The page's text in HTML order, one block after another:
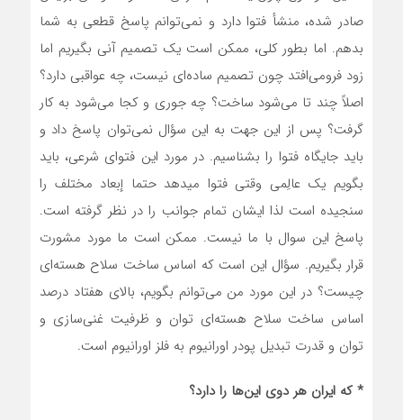
صادر شده، منشأ فتوا دارد و نمی‌توانم پاسخ قطعی به شما
بدهم. اما بطور کلی، ممکن است یک تصمیم آنی بگیریم اما
زود فرومی‌افتد چون تصمیم ساده‌ای نیست، چه عواقبی دارد؟
اصلاً چند تا می‌شود ساخت؟ چه جوری و کجا می‌شود به کار
گرفت؟ پس از این جهت به این سؤال نمی‌توان پاسخ داد و
باید جایگاه فتوا را بشناسیم. در مورد این فتوای شرعی، باید
بگویم یک عالِمی وقتی فتوا میدهد حتما إبعاد مختلف را
سنجیده است لذا ایشان تمام جوانب را در نظر گرفته است.
پاسخ این سوال با ما نیست. ممکن است ما مورد مشورت
قرار بگیریم. سؤال این است که اساس ساخت سلاح هسته‌ای
چیست؟ در این مورد من می‌توانم بگویم، بالای هفتاد درصد
اساس ساخت سلاح هسته‌ای توان و ظرفیت غنی‌سازی و
توان و قدرت تبدیل پودر اورانیوم به فلز اورانیوم است.
* که ایران هر دوی این‌ها را دارد؟